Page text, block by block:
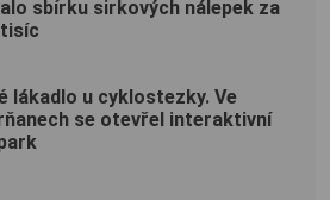
sbírku sirkových nálepek za
lákadlo u cyklostezky. Ve
se otevřel interaktivní